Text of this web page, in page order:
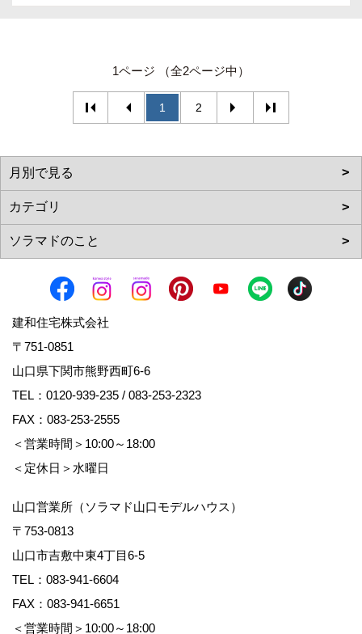
1ページ （全2ページ中）
1 2
建和住宅株式会社
〒751-0851
山口県下関市熊野西町6-6
TEL： 0120-939-235 / 083-253-2323
FAX：083-253-2555
＜営業時間＞10:00～18:00
＜定休日＞水曜日
山口営業所（ソラマド山口モデルハウス）
〒753-0813
山口市吉敷中東4丁目6-5
TEL： 083-941-6604
FAX：083-941-6651
＜営業時間＞10:00～18:00